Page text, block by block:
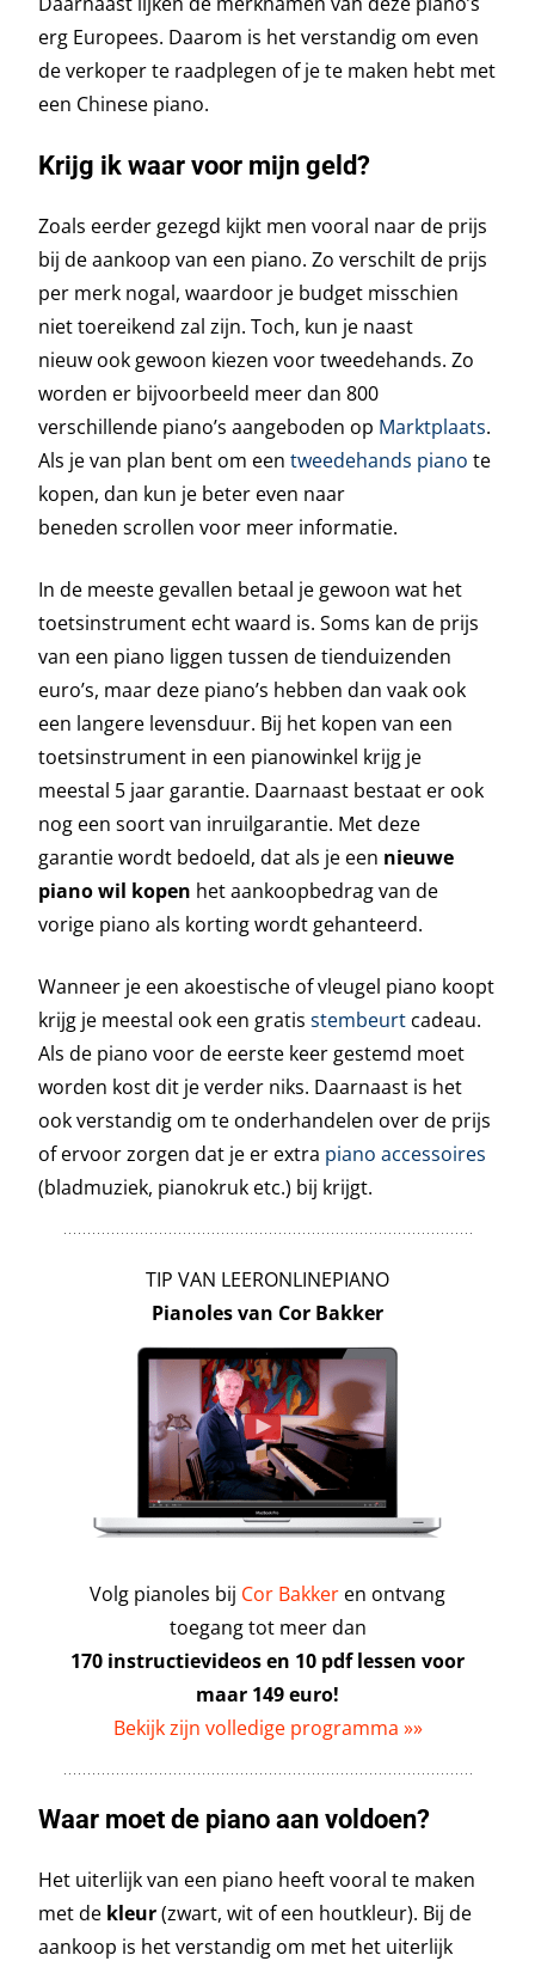
erg Europees. Daarom is het verstandig om even
de verkoper te raadplegen of je te maken hebt met
een Chinese piano.
Krijg ik waar voor mijn geld?
Zoals eerder gezegd kijkt men vooral naar de prijs
bij de aankoop van een piano. Zo verschilt de prijs
per merk nogal, waardoor je budget misschien
niet toereikend zal zijn. Toch, kun je naast
nieuw ook gewoon kiezen voor tweedehands. Zo
worden er bijvoorbeeld meer dan 800
verschillende piano’s aangeboden op Marktplaats.
Als je van plan bent om een tweedehands piano te
kopen, dan kun je beter even naar
beneden scrollen voor meer informatie.
In de meeste gevallen betaal je gewoon wat het
toetsinstrument echt waard is. Soms kan de prijs
van een piano liggen tussen de tienduizenden
euro’s, maar deze piano’s hebben dan vaak ook
een langere levensduur. Bij het kopen van een
toetsinstrument in een pianowinkel krijg je
meestal 5 jaar garantie. Daarnaast bestaat er ook
nog een soort van inruilgarantie. Met deze
garantie wordt bedoeld, dat als je een nieuwe
piano wil kopen het aankoopbedrag van de
vorige piano als korting wordt gehanteerd.
Wanneer je een akoestische of vleugel piano koopt
krijg je meestal ook een gratis stembeurt cadeau.
Als de piano voor de eerste keer gestemd moet
worden kost dit je verder niks. Daarnaast is het
ook verstandig om te onderhandelen over de prijs
of ervoor zorgen dat je er extra piano accessoires
(bladmuziek, pianokruk etc.) bij krijgt.
TIP VAN LEERONLINEPIANO
Pianoles van Cor Bakker
Volg pianoles bij Cor Bakker en ontvang
toegang tot meer dan
170 instructievideos en 10 pdf lessen voor
maar 149 euro!
Bekijk zijn volledige programma »»
Waar moet de piano aan voldoen?
Het uiterlijk van een piano heeft vooral te maken
met de kleur(zwart, wit of een houtkleur). Bij de
aankoop is het verstandig om met het uiterlijk